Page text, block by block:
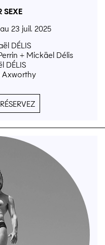
SEXE
juil. 2025
DÉLIS
+ Mickäel Délis
DÉLIS
Axworthy
RÉSERVEZ